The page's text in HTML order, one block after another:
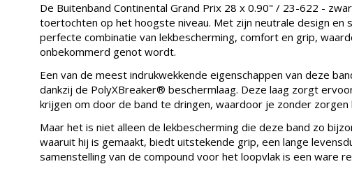
De Buitenband Continental Grand Prix 28 x 0.90" / 23-622 -
toertochten op het hoogste niveau. Met zijn neutrale design en
perfecte combinatie van lekbescherming, comfort en grip,
onbekommerd genot wordt.
Een van de meest indrukwekkende eigenschappen van deze
dankzij de PolyXBreaker® beschermlaag. Deze laag zorgt
krijgen om door de band te dringen, waardoor je zonder zorgen
Maar het is niet alleen de lekbescherming die deze band zo
waaruit hij is gemaakt, biedt uitstekende grip, een lange
samenstelling van de compound voor het loopvlak is een ware